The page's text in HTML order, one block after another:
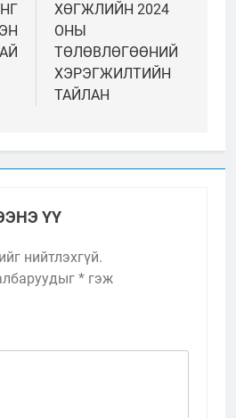
ХӨГЖЛИЙН 2024
ОНЫ
ТӨЛӨВЛӨГӨӨНИЙ
ХЭРЭГЖИЛТИЙН
ТАЙЛАН
ҮҮ
нийтлэхгүй.
* гэж